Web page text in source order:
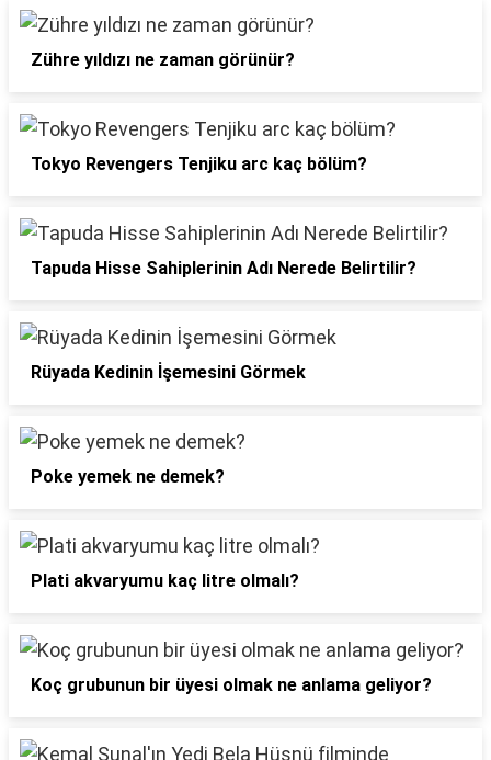
Zühre yıldızı ne zaman görünür?
Tokyo Revengers Tenjiku arc kaç bölüm?
Tapuda Hisse Sahiplerinin Adı Nerede Belirtilir?
Rüyada Kedinin İşemesini Görmek
Poke yemek ne demek?
Plati akvaryumu kaç litre olmalı?
Koç grubunun bir üyesi olmak ne anlama geliyor?